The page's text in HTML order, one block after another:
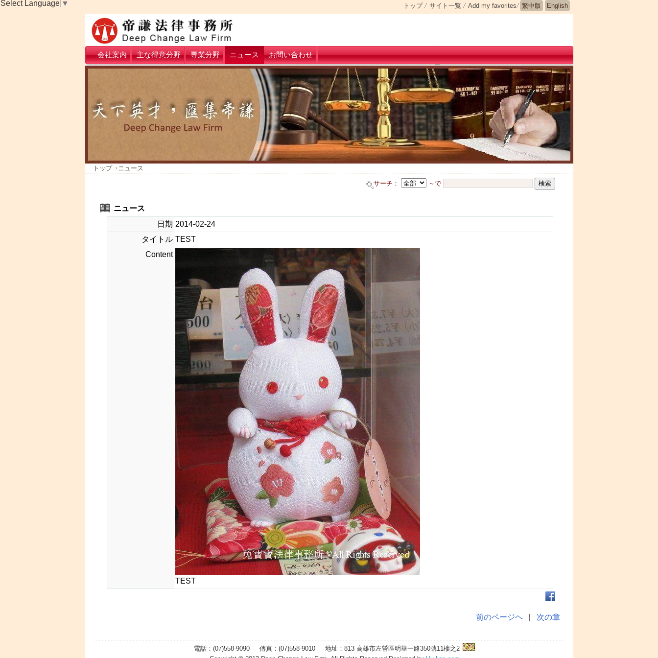
トップ サイト一覧 Add my favorites 繁中版 English
Select Language ▼
会社案内 主な得意分野 専業分野 ニュース お問い合わせ
トップ ニュース
サーチ： ～で
ニュース
日期 2014-02-24
タイトル TEST
Content
TEST
前のページヘ| 次の章
電話：(07)558-9090 傳真：(07)558-9010 地址： 813 高雄市左營區明華一路350號11樓之2